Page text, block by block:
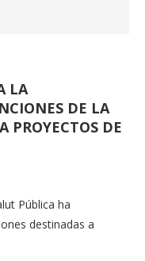
LA
DE LA
PROYECTOS DE
Pública ha
destinadas a